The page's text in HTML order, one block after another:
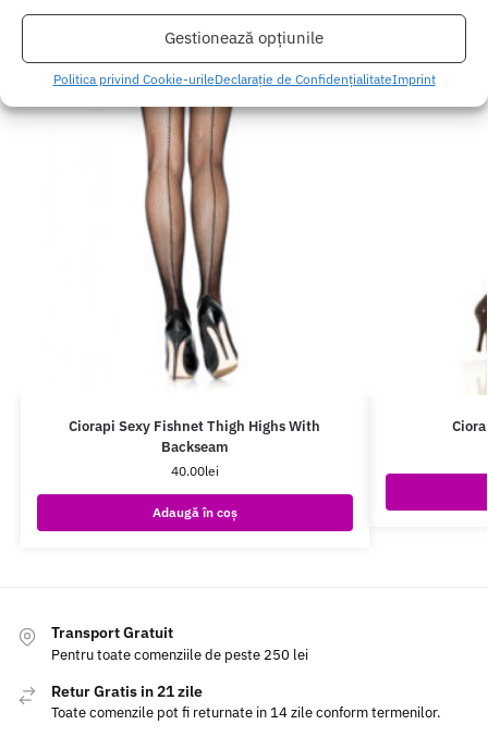
Gestionează opțiunile
Politica privind Cookie-urileDeclarație de ConfidențialitateImprint
Ciorapi Sexy Fishnet Thigh Highs With
Backseam
40.00lei
Adaugă în coș
Transport Gratuit
Pentru toate comenziile de peste 250 lei
Retur Gratis in 21 zile
Toate comenzile pot fi returnate in 14 zile conform termenilor.